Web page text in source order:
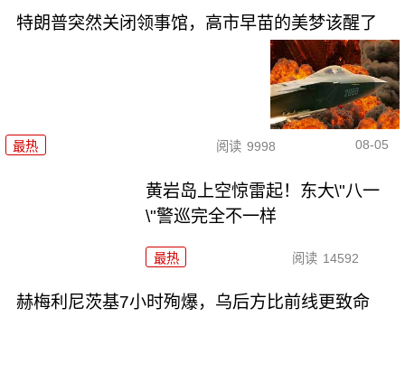
特朗普突然关闭领事馆，高市早苗的美梦该醒了
最热 阅读 9998 08-05
黄岩岛上空惊雷起！东大\"八一
\"警巡完全不一样
最热 阅读 14592
赫梅利尼茨基7小时殉爆，乌后方比前线更致命